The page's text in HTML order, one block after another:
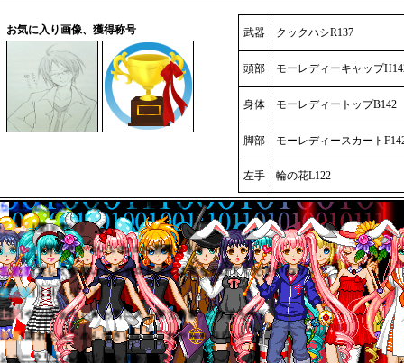
お気に入り画像、獲得称号 武器 クックハシR137
頭部 モーレディーキャップ
身体 モーレディートップB142
脚部 モーレディースカート
左手 輪の花L122
琉架[これからもよろしく(*´∇｀*) ]
おんり[壁|)≡ｻｯ!! ]
YUUNA[背景カッコいいね☆お邪魔します＾＾ ]
筑紫澪[宜しく御願いします☆お体には気を付けてくださいね☆ ]
桃田栞[くりくり！ ]
七星[やっほぉーぃ★お気に入り服で撮影♪これよろ❤ ]
美夏[隠れた人ごめんなさい＞＜これからもヨロ♪ ]
シュークリーム[おじゃっまぁー♪ ]
犬夜叉[こんにちは！これからもよろしくお願いします＾＾ ]